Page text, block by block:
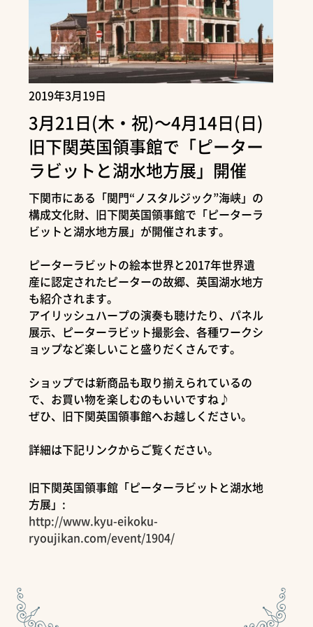
2019年3月19日
3月21日(木・祝)～4月14日(日)
旧下関英国領事館で「ピーター
ラビットと湖水地方展」開催
下関市にある「関門“ノスタルジック”海峡」の
構成文化財、旧下関英国領事館で「ピーターラ
ビットと湖水地方展」が開催されます。
ピーターラビットの絵本世界と2017年世界遺
産に認定されたピーターの故郷、英国湖水地方
も紹介されます。
アイリッシュハープの演奏も聴けたり、パネル
展示、ピーターラビット撮影会、各種ワークシ
ョップなど楽しいこと盛りだくさんです。
ショップでは新商品も取り揃えられているの
で、お買い物を楽しむのもいいですね♪
ぜひ、旧下関英国領事館へお越しください。
詳細は下記リンクからご覧ください。
旧下関英国領事館「ピーターラビットと湖水地
方展」:
http://www.kyu-eikoku-
ryoujikan.com/event/1904/